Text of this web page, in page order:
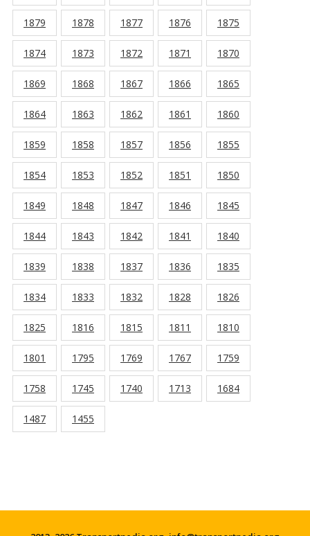
1879 1878 1877 1876 1875
1874 1873 1872 1871 1870
1869 1868 1867 1866 1865
1864 1863 1862 1861 1860
1859 1858 1857 1856 1855
1854 1853 1852 1851 1850
1849 1848 1847 1846 1845
1844 1843 1842 1841 1840
1839 1838 1837 1836 1835
1834 1833 1832 1828 1826
1825 1816 1815 1811 1810
1801 1795 1769 1767 1759
1758 1745 1740 1713 1684
1487 1455